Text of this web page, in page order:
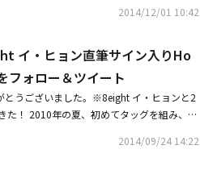
て来年の活躍を期待させている。特に、今
JUNIORのイトゥク、8eightのイ・ヒョンが
を繰り広げている。入隊前に映画「建築学
などを通じて安定した演技を披露したイ・
けた。悩んだ挙句、イ・ジェフンは「パパ
上、狂気に満ちた王として残っている思悼
。SISTARのボラやAOA、ホン・ジニョンな
ミンとイ・ヒョンが結成した男性デュオ
」の発売後、地道に愛されてきている。H
テヤンホールにて1stコンサート「HOMM
。今回のコンサートではHOMMEの歌はも
しむことができる。
2014/12/01 10:42
イ・ヒョン直筆サイン入りHo
ォロー＆ツイート
うございました。※8eight イ・ヒョンと2
！ 2010年の夏、初めてタッグを組み、
ぶりにミニアルバム「Pour les femmes」を
2014/09/24 14:22